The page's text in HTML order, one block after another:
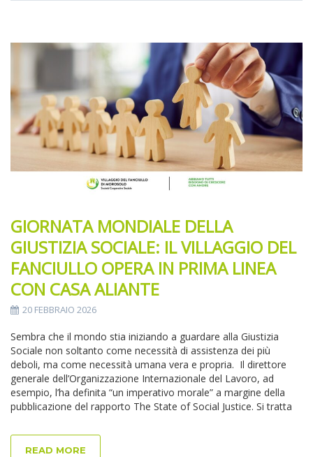
GIORNATA MONDIALE DELLA
GIUSTIZIA SOCIALE: IL VILLAGGIO DEL
FANCIULLO OPERA IN PRIMA LINEA
CON CASA ALIANTE
20 FEBBRAIO 2026
Sembra che il mondo stia iniziando a guardare alla Giustizia
Sociale non soltanto come necessità di assistenza dei più
deboli, ma come necessità umana vera e propria. Il direttore
generale dell’Organizzazione Internazionale del Lavoro, ad
esempio, l’ha definita “un imperativo morale” a margine della
pubblicazione del rapporto The State of Social Justice. Si tratta
READ MORE